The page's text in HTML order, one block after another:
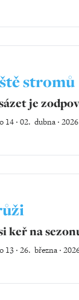
stromů
je
14 ‧ 02. dubna ‧ 2026
keř na
13 ‧ 26. března ‧